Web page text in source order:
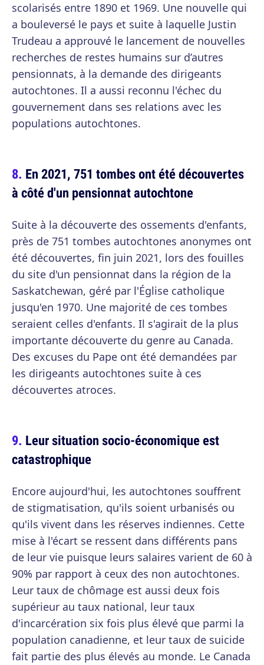
scolarisés entre 1890 et 1969. Une nouvelle qui
a bouleversé le pays et suite à laquelle Justin
Trudeau a approuvé le lancement de nouvelles
recherches de restes humains sur d’autres
pensionnats, à la demande des dirigeants
autochtones. Il a aussi reconnu l'échec du
gouvernement dans ses relations avec les
populations autochtones.
En 2021, 751 tombes ont été découvertes
à côté d'un pensionnat autochtone
Suite à la découverte des ossements d'enfants,
près de 751 tombes autochtones anonymes ont
été découvertes, fin juin 2021, lors des fouilles
du site d'un pensionnat dans la région de la
Saskatchewan, géré par l'Église catholique
jusqu'en 1970. Une majorité de ces tombes
seraient celles d'enfants. Il s'agirait de la plus
importante découverte du genre au Canada.
Des excuses du Pape ont été demandées par
les dirigeants autochtones suite à ces
découvertes atroces.
Leur situation socio-économique est
catastrophique
Encore aujourd'hui, les autochtones souffrent
de stigmatisation, qu'ils soient urbanisés ou
qu'ils vivent dans les réserves indiennes. Cette
mise à l'écart se ressent dans différents pans
de leur vie puisque leurs salaires varient de 60 à
90% par rapport à ceux des non autochtones.
Leur taux de chômage est aussi deux fois
supérieur au taux national, leur taux
d'incarcération six fois plus élevé que parmi la
population canadienne, et leur taux de suicide
fait partie des plus élevés au monde. Le Canada